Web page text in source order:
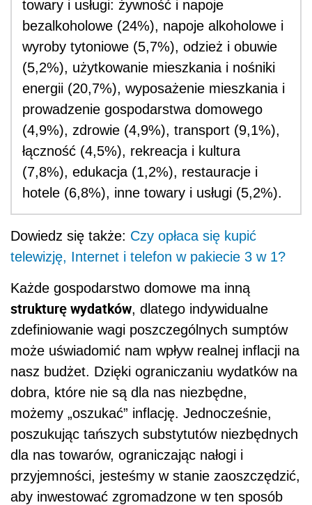
towary i usługi: żywność i napoje
bezalkoholowe (24%), napoje alkoholowe i
wyroby tytoniowe (5,7%), odzież i obuwie
(5,2%), użytkowanie mieszkania i nośniki
energii (20,7%), wyposażenie mieszkania i
prowadzenie gospodarstwa domowego
(4,9%), zdrowie (4,9%), transport (9,1%),
łączność (4,5%), rekreacja i kultura
(7,8%), edukacja (1,2%), restauracje i
hotele (6,8%), inne towary i usługi (5,2%).
Dowiedz się także: Czy opłaca się kupić
telewizję, Internet i telefon w pakiecie 3 w 1?
Każde gospodarstwo domowe ma inną
strukturę wydatków, dlatego indywidualne
zdefiniowanie wagi poszczególnych sumptów
może uświadomić nam wpływ realnej inflacji na
nasz budżet. Dzięki ograniczaniu wydatków na
dobra, które nie są dla nas niezbędne,
możemy „oszukać” inflację. Jednocześnie,
poszukując tańszych substytutów niezbędnych
dla nas towarów, ograniczając nałogi i
przyjemności, jesteśmy w stanie zaoszczędzić,
aby inwestować zgromadzone w ten sposób